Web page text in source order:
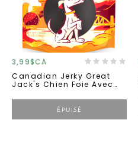
3,99$CA
Canadian Jerky Great
Jack's Chien Foie Avec
ÉPUISÉ